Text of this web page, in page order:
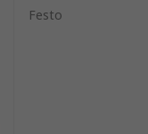
Festo